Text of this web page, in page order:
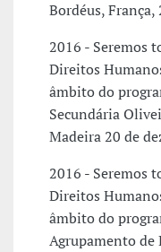
Bordéus, França,
2016 - Seremos
Direitos
âmbito do
Secundária
Madeira 20 de
2016 - Seremos
Direitos
âmbito do
Agrupamento de